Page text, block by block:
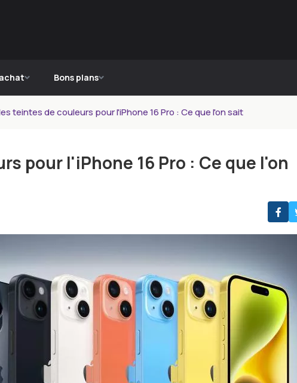
Bons plans
teintes de couleurs pour l'iPhone 16 Pro : Ce que l'on sait
pour l'iPhone 16 Pro : Ce que l'on